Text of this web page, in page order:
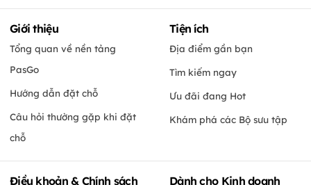
Giới thiệu
Tổng quan về nền tảng
PasGo
Hướng dẫn đặt chỗ
Câu hỏi thường gặp khi đặt
chỗ
Tiện ích
Địa điểm gần bạn
Tìm kiếm ngay
Ưu đãi đang Hot
Khám phá các Bộ sưu tập
Điều khoản & Chính sách Dành cho Kinh doanh